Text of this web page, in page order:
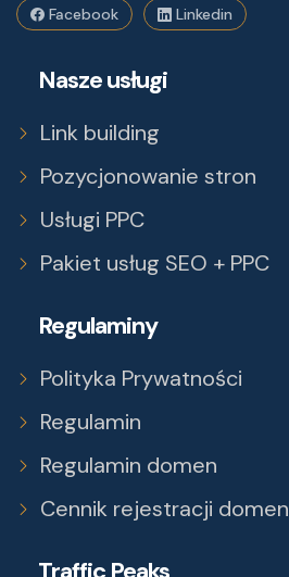
Facebook Linkedin
Nasze usługi
Link building
Pozycjonowanie stron
Usługi PPC
Pakiet usług SEO + PPC
Regulaminy
Polityka Prywatności
Regulamin
Regulamin domen
Cennik rejestracji domen